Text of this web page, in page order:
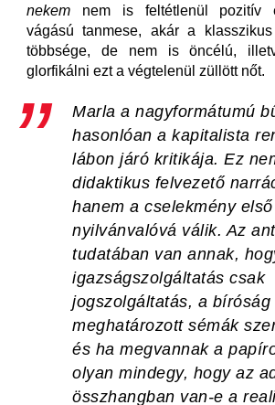
nekem nem is feltétlenül pozitív
vágású tanmese, akár a klasszikus
többsége, de nem is öncélú,
glorfikálni ezt a végtelenül züllött nőt.
Marla a nagyformátumú
hasonlóan a kapitalista
lábon járó kritikája. Ez
didaktikus felvezető
hanem a cselekmény
nyilvánvalóvá válik. Az
tudatában van annak,
igazságszolgáltatás csak
jogszolgáltatás, a bíróság
meghatározott sémák
és ha megvannak a
olyan mindegy, hogy az
összhangban van-e a